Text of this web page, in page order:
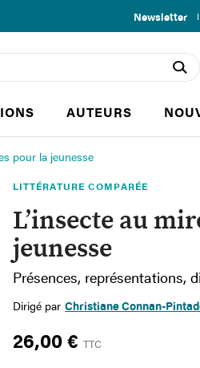
Newsletter
search
AUTEURS
pour la jeunesse
LITTÉRATURE COMPARÉE
L’insecte au
jeunesse
Présences, représentations,
Dirigé par Christiane Connan-
26,00 € TTC